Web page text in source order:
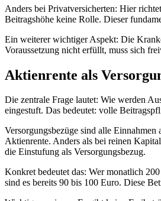
Anders bei Privatversicherten: Hier
Beitragshöhe keine Rolle. Dieser
Ein weiterer wichtiger Aspekt: Die
Voraussetzung nicht erfüllt, muss sich
Aktienrente als
Die zentrale Frage lautet: Wie werden
eingestuft. Das bedeutet: volle
Versorgungsbezüge sind alle
Aktienrente. Anders als bei reinen
die Einstufung als Versorgungsbezug.
Konkret bedeutet das: Wer monatlich
sind es bereits 90 bis 100 Euro. Diese